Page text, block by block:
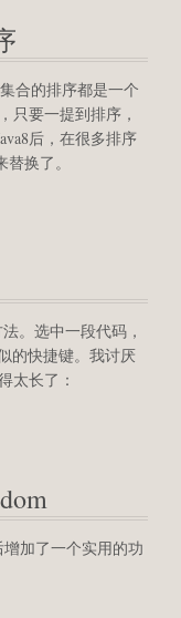
合的排序都是一个
只要一提到排序，
后，在很多排序
换了。
。选中一段代码，
的快捷键。我讨厌
太长了：
增加了一个实用的功